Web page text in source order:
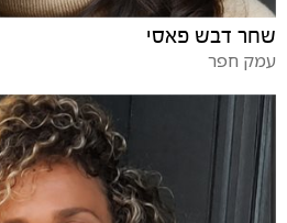
שחר דבש פאסי
עמק חפר